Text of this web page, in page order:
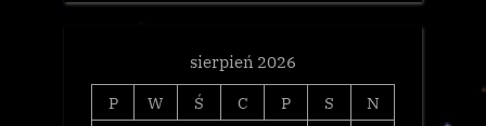
sierpień 2026
P
W Ś C P S
N